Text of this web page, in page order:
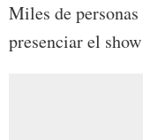
Miles de
presenciar el